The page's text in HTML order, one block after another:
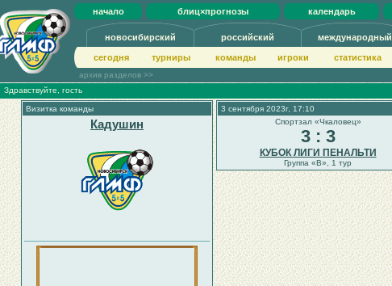
начало блиц×прогнозы календарь
новосибирский российский международный
сегодня турниры команды игроки статистика
архив разделов >>
Здравствуйте, гость
Визитка команды
Кадушин
3 сентября 2023г, 17:10
Спортзал «Чкаловец»
3 : 3
КУБОК ЛИГИ ПЕНАЛЬТИ
Группа «B», 1 тур